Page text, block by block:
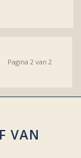
Pagina 2 van 2
VAN